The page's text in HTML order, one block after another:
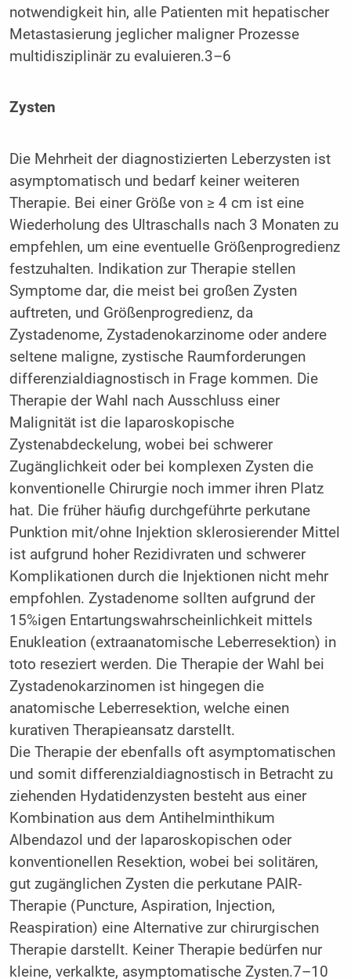
notwendigkeit hin, alle Patienten mit hepatischer
Metastasierung jeglicher maligner Prozesse
multidisziplinär zu evaluieren.3–6
Zysten
Die Mehrheit der diagnostizierten Leberzysten ist
asymptomatisch und bedarf keiner weiteren
Therapie. Bei einer Größe von ≥ 4 cm ist eine
Wiederholung des Ultraschalls nach 3 Monaten zu
empfehlen, um eine eventuelle Größenprogredienz
festzuhalten. Indikation zur Therapie stellen
Symptome dar, die meist bei großen Zysten
auftreten, und Größenprogredienz, da
Zystadenome, Zystadenokarzinome oder andere
seltene maligne, zystische Raumforderungen
differenzialdiagnostisch in Frage kommen. Die
Therapie der Wahl nach Ausschluss einer
Malignität ist die laparoskopische
Zystenabdeckelung, wobei bei schwerer
Zugänglichkeit oder bei komplexen Zysten die
konventionelle Chirurgie noch immer ihren Platz
hat. Die früher häufig durchgeführte perkutane
Punktion mit/ohne Injektion sklerosierender Mittel
ist aufgrund hoher Rezidivraten und schwerer
Komplikationen durch die Injektionen nicht mehr
empfohlen. Zystadenome sollten aufgrund der
15%igen Entartungswahrscheinlichkeit mittels
Enukleation (extraanatomische Leberresektion) in
toto reseziert werden. Die Therapie der Wahl bei
Zystadenokarzinomen ist hingegen die
anatomische Leberresektion, welche einen
kurativen Therapieansatz darstellt.
Die Therapie der ebenfalls oft asymptomatischen
und somit differenzialdiagnostisch in Betracht zu
ziehenden Hydatidenzysten besteht aus einer
Kombination aus dem Antihelminthikum
Albendazol und der laparoskopischen oder
konventionellen Resektion, wobei bei solitären,
gut zugänglichen Zysten die perkutane PAIR-
Therapie (Puncture, Aspiration, Injection,
Reaspiration) eine Alternative zur chirurgischen
Therapie darstellt. Keiner Therapie bedürfen nur
kleine, verkalkte, asymptomatische Zysten.7–10